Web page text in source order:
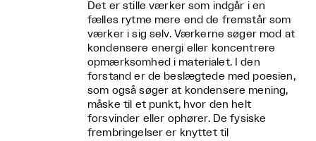
Det er stille værker som indgår i en
fælles rytme mere end de fremstår som
værker i sig selv. Værkerne søger mod at
kondensere energi eller koncentrere
opmærksomhed i materialet. I den
forstand er de beslægtede med poesien,
som også søger at kondensere mening,
måske til et punkt, hvor den helt
forsvinder eller ophører. De fysiske
frembringelser er knyttet til